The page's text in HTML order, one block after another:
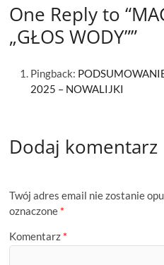
One Reply to
„GŁOS WODY””
Pingback:
2025 – NOWALIJKI
Dodaj komentarz
Twój adres email nie zostanie
oznaczone *
Komentarz *